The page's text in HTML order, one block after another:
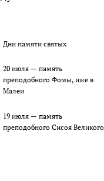
Дни памяти святых
20 июля — память
преподобного Фомы, иже в
Малеи
19 июля — память
преподобного Сисоя Великого